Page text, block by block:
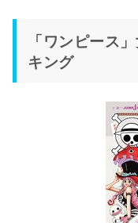
「ワンピース
キング